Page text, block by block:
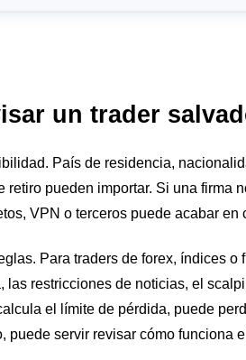
un trader
País de residencia,
retiro pueden importar. Si una firma
VPN o terceros puede acabar
Para traders de forex, índices
las restricciones de noticias, el
el límite de pérdida, puede
puede servir revisar cómo funciona el